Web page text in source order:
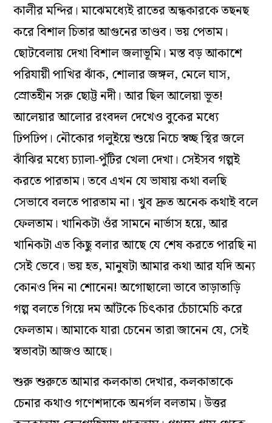
কালীর মন্দির। মাঝেমধ্যেই রাতের অন্ধকারকে তছনছ
করে বিশাল চিতার আগুনের তাণ্ডব। ভয় পেতাম।
ছোটবেলায় দেখা বিশাল জলাভূমি। মস্ত বড় আকাশে
পরিযায়ী পাখির ঝাঁক, শোলার জঙ্গল, মেলে ঘাস,
স্রোতহীন সরু ছোট্ট নদী। আর ছিল আলেয়া ভূত!
আলেয়ার আলোর রংবদল দেখেও বুকের মধ্যে
ঢিপঢিপ। নৌকোর গলুইয়ে শুয়ে নিচে স্বচ্ছ স্থির জলে
ঝাঁঝির মধ্যে চ্যালা-পুঁটির খেলা দেখা। সেইসব গল্পই
করতে পারতাম। তবে এখন যে ভাষায় কথা বলছি
সেভাবে বলতে পারতাম না। খুব দ্রুত অনেক কথাই বলে
ফেলতাম। খানিকটা ওঁর সামনে নার্ভাস হয়ে, আর
খানিকটা এত কিছু বলার আছে যে শেষ করতে পারছি না
সেই ভেবে। ভয় হত, মানুষটা আমার কথা আর যদি অন্য
কোনও দিন না শোনেন! অগোছালো ভাবে তাড়াতাড়ি
গল্প বলতে গিয়ে দম আঁটকে চিৎকার চেঁচামেচি করে
ফেলতাম। আমাকে যারা চেনেন তারা জানেন যে, সেই
স্বভাবটা আজও আছে।
শুরু শুরুতে আমার কলকাতা দেখার, কলকাতাকে
চেনার কথাও গণেশদাকে অনর্গল বলতাম। উত্তর